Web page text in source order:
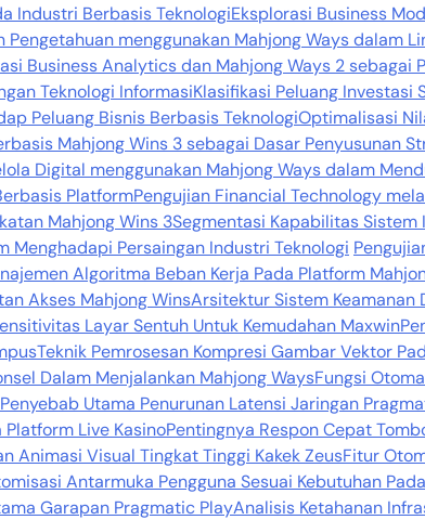
Industri Berbasis TeknologiEksplorasi Business
Pengetahuan menggunakan Mahjong Ways dalam
Business Analytics dan Mahjong Ways 2 sebagai
Teknologi InformasiKlasifikasi Peluang Investasi
Peluang Bisnis Berbasis TeknologiOptimalisasi
Mahjong Wins 3 sebagai Dasar Penyusunan
Digital menggunakan Mahjong Ways dalam
PlatformPengujian Financial Technology
Mahjong Wins 3Segmentasi Kapabilitas Sistem
Menghadapi Persaingan Industri Teknologi
Algoritma Beban Kerja Pada Platform
Akses Mahjong WinsArsitektur Sistem Keamanan
Layar Sentuh Untuk Kemudahan Maxwin
Teknik Pemrosesan Kompresi Gambar Vektor
Dalam Menjalankan Mahjong WaysFungsi
Utama Penurunan Latensi Jaringan
Live KasinoPentingnya Respon Cepat
Animasi Visual Tingkat Tinggi Kakek ZeusFitur
Antarmuka Pengguna Sesuai Kebutuhan
Garapan Pragmatic PlayAnalisis Ketahanan